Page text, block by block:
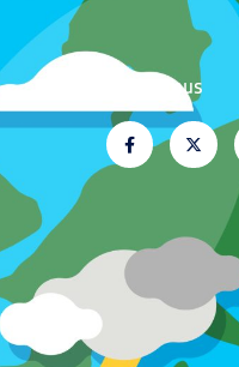
Sekite mus